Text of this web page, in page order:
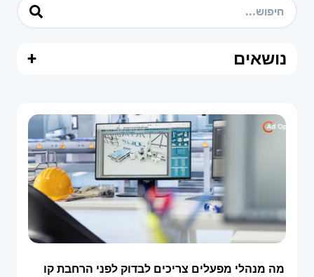
נושאים +
מה מנהלי מפעלים צריכים לבדוק לפני הרחבת קו